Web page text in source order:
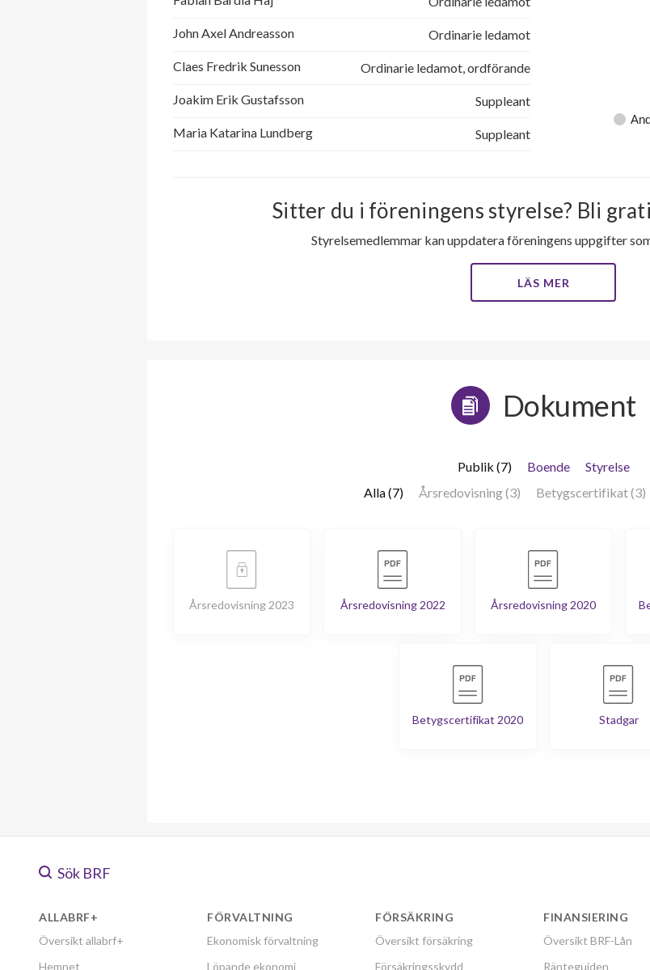
John Axel Andreasson Ordinarie ledamot
Claes Fredrik Sunesson Ordinarie ledamot, ordförande
Joakim Erik Gustafsson Suppleant
Maria Katarina Lundberg Suppleant
Sitter du i föreningens styrelse? Bli
Styrelsemedlemmar kan uppdatera föreningens uppgifter
LÄS MER
Dokument
Publik (7) Boende
Styrelse
Alla (7)
Årsredovisning (3) Betygscertifikat (3)
Årsredovisning 2023 Årsredovisning 2022 Årsredovisning 2020
Betygscertifikat 2020 Stadgar
Sök BRF
ALLABRF+
Översikt allabrf+
Hemnet
FÖRVALTNING
Ekonomisk förvaltning
Löpande ekonomi
FÖRSÄKRING
Översikt försäkring
Försäkringsskydd
FINANSIERING
Översikt BRF-Lån
Ränteguiden